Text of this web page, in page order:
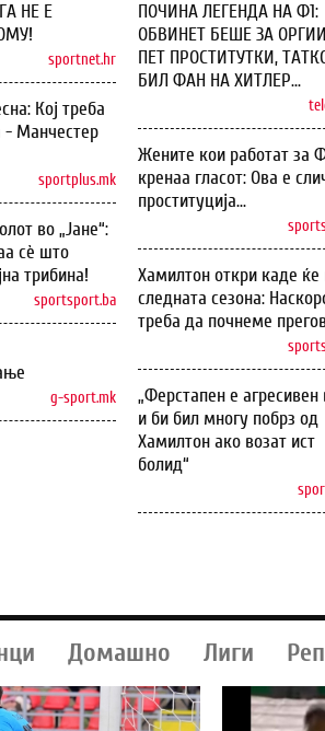
НЕ Е
sportnet.hr
Кој треба
- Манчестер
sportplus.mk
во „Јане“:
сѐ што
трибина!
sportsport.ba
g-sport.mk
ПОЧИНА ЛЕГЕНДА НА Ф1:
ОБВИНЕТ БЕШЕ ЗА
ПЕТ ПРОСТИТУТКИ,
БИЛ ФАН НА ХИТЛЕР...
Жените кои работат за
кренаа гласот: Ова е
проституција...
Хамилтон откри каде ќе
следната сезона:
треба да почнеме
„Ферстапен е агресивен
и би бил многу побрз од
Хамилтон ако возат ист
болид“
Домашно Лиги